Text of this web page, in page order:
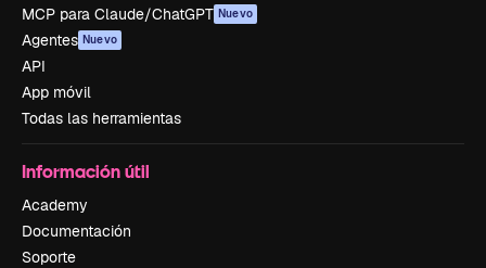
MCP para Claude/ChatGPT Nuevo
Agentes Nuevo
API
App móvil
Todas las herramientas
Información útil
Academy
Documentación
Soporte